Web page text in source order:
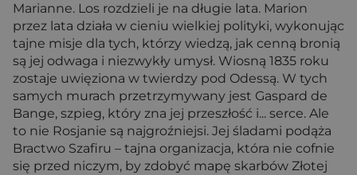
Marianne. Los rozdzieli je na długie lata. Marion
przez lata działa w cieniu wielkiej polityki, wykonując
tajne misje dla tych, którzy wiedzą, jak cenną bronią
są jej odwaga i niezwykły umysł. Wiosną 1835 roku
zostaje uwięziona w twierdzy pod Odessą. W tych
samych murach przetrzymywany jest Gaspard de
Bange, szpieg, który zna jej przeszłość i... serce. Ale
to nie Rosjanie są najgroźniejsi. Jej śladami podąża
Bractwo Szafiru – tajna organizacja, która nie cofnie
się przed niczym, by zdobyć mapę skarbów Złotej